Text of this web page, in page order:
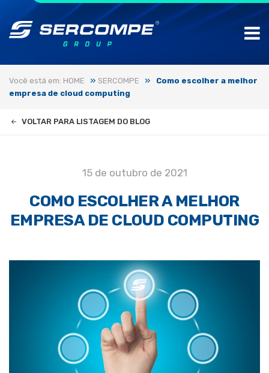
Você está em: HOME » SERCOMPE »
Como escolher a melhor
empresa de cloud computing
VOLTAR PARA LISTAGEM DO BLOG
15 de outubro de 2021
COMO ESCOLHER A MELHOR
EMPRESA DE CLOUD COMPUTING